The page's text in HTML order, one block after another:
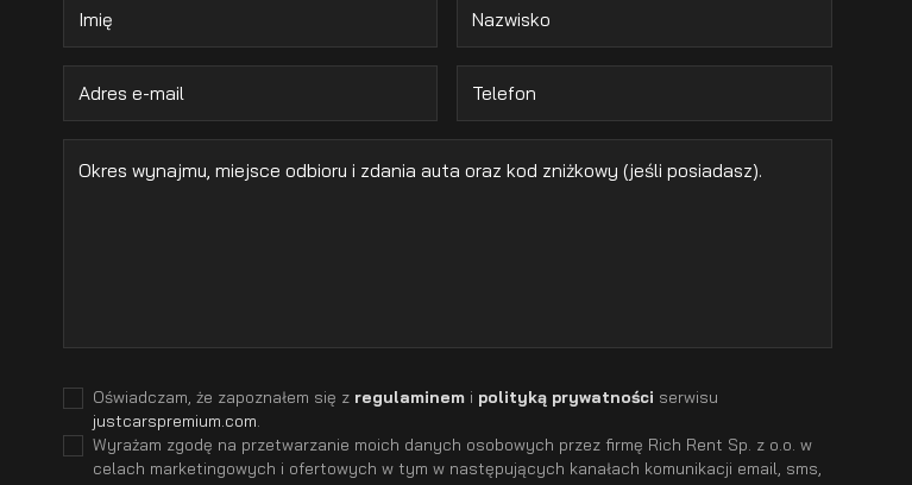
Oświadczam, że zapoznałem się z regulaminem i polityką prywatności serwisu
justcarspremium.com
Wyrażam zgodę na przetwarzanie moich danych osobowych przez firmę Rich Rent Sp. z o.o. w
celach marketingowych i ofertowych w tym w następujących kanałach komunikacji email, sms,